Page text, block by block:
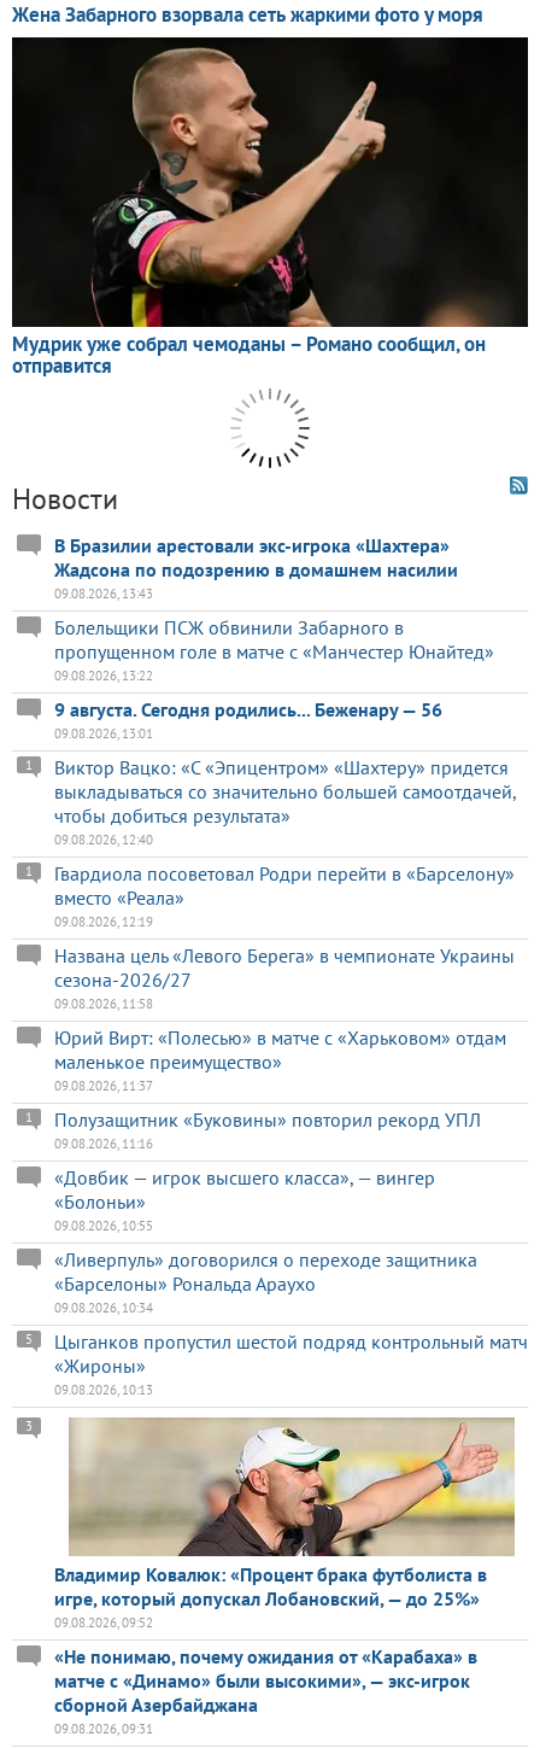
Новости
В Бразилии арестовали экс-игрока «Шахтера»
Жадсона по подозрению в домашнем насилии
09.08.2026, 13:43
Болельщики ПСЖ обвинили Забарного в
пропущенном голе в матче с «Манчестер Юнайтед»
09.08.2026, 13:22
9 августа. Сегодня родились... Беженару — 56
09.08.2026, 13:01
Виктор Вацко: «С «Эпицентром» «Шахтеру» придется
выкладываться со значительно большей самоотдачей,
чтобы добиться результата»
1
09.08.2026, 12:40
Гвардиола посоветовал Родри перейти в «Барселону»
вместо «Реала»
1
09.08.2026, 12:19
Названа цель «Левого Берега» в чемпионате Украины
сезона-2026/27
09.08.2026, 11:58
Юрий Вирт: «Полесью» в матче с «Харьковом» отдам
маленькое преимущество»
09.08.2026, 11:37
Полузащитник «Буковины» повторил рекорд УПЛ
1
09.08.2026, 11:16
«Довбик — игрок высшего класса», — вингер
«Болоньи»
09.08.2026, 10:55
«Ливерпуль» договорился о переходе защитника
«Барселоны» Рональда Араухо
09.08.2026, 10:34
Цыганков пропустил шестой подряд контрольный матч
«Жироны»
5
09.08.2026, 10:13
Владимир Ковалюк: «Процент брака футболиста в
игре, который допускал Лобановский, — до 25%»
3
09.08.2026, 09:52
«Не понимаю, почему ожидания от «Карабаха» в
матче с «Динамо» были высокими», — экс-игрок
сборной Азербайджана
09.08.2026, 09:31